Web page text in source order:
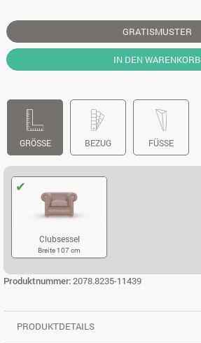
GRATISMUSTER
IN DEN WARENKORB
GRÖSSE BEZUG FÜSSE
Clubsessel
Breite 107 cm
Produktnummer:2078.8235-11439
PRODUKTDETAILS